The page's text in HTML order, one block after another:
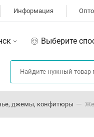
Информация
Выберите
джемы, конфитюры